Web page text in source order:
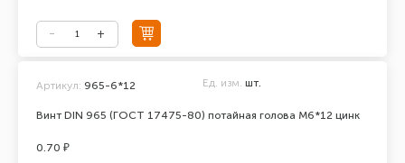
Винт DIN 965 (ГОСТ 17475-80) потайная голова М6*12 цинк
Артикул: 965-6*12 Ед. изм. шт.
0.70 ₽